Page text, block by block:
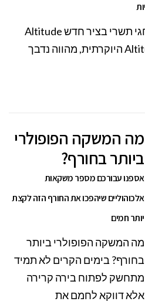
'יקב ברקן' משיק לקראת חגי תשרי בציר חדש Altitude
לסדרת היוקרה סדרת Altitude היוקרתית, מהווה נדבך
מה המשקה הפופולרי
ביותר בחורף?
אספנו עבורכם מספר משקאות
אלכוהוליים שיהפכו את החורף הזה לקצת
יותר חמים
מה המשקה הפופולרי ביותר
בחורף? בימים הקרים לא תמיד
מתחשק לפתוח בירה קרירה
אלא דווקא לחמם את